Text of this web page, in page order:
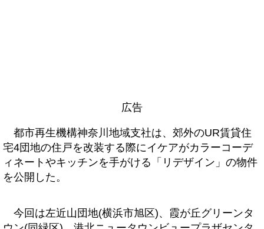
広告
都市再生機構神奈川地域支社は、郊外のUR賃貸住
宅4団地の住戸を改装する際にイケアがカラーコーデ
ィネートやキッチンを手がける「リデザイン」の物件
を公開した。
今回は左近山団地(横浜市旭区)、霞が丘グリーンタ